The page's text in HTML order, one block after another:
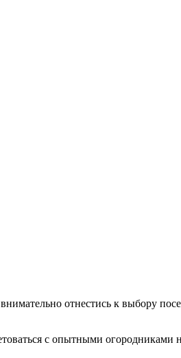
отнестись к выбору
с опытными огородниками